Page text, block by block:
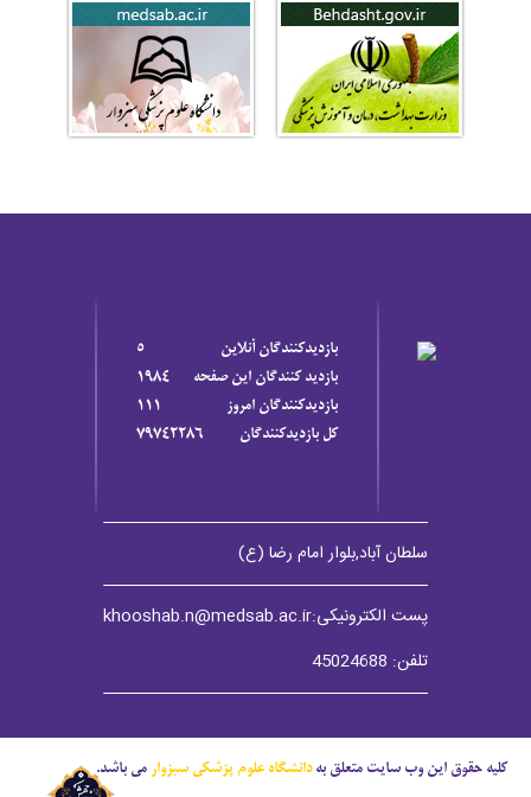
بازديدکنندگان آنلاين
5
بازديد کنندگان اين صفحه
1984
بازديدکنندگان امروز
111
کل بازديدکنندگان
79742286
سلطان آباد,بلوار امام رضا (ع)
پست الکترونیکی:khooshab.n@medsab.ac.ir
تلفن: 45024688
کلیه حقوق این وب سایت متعلق بهدانشگاه علوم پزشکی سبزوار می باشد.